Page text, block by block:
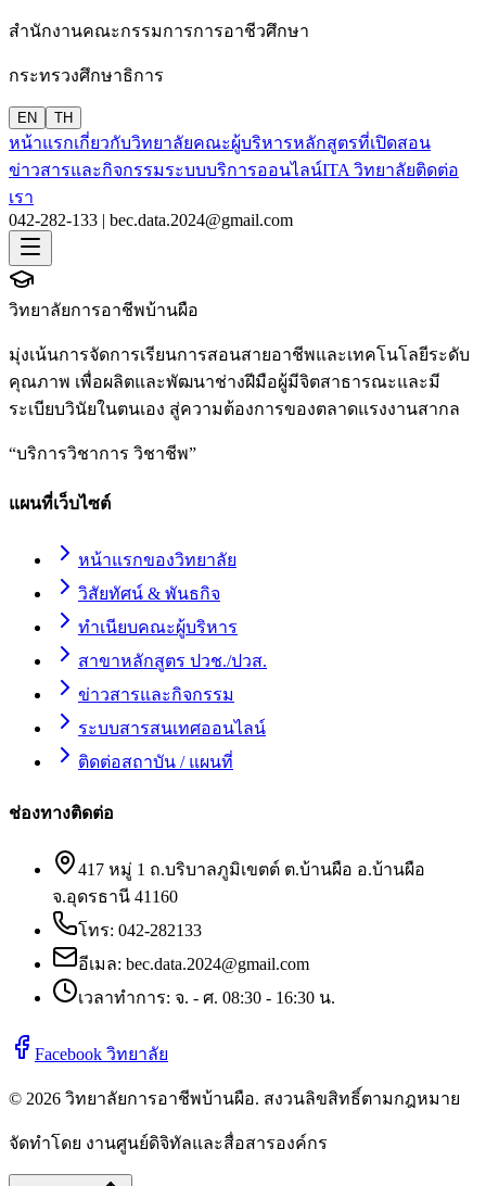
สำนักงานคณะกรรมการการอาชีวศึกษา
กระทรวงศึกษาธิการ
EN TH
หน้าแรกเกี่ยวกับวิทยาลัยคณะผู้บริหารหลักสูตรที่เปิดสอน
ข่าวสารและกิจกรรมระบบบริการออนไลน์ITA วิทยาลัยติดต่อ
เรา
042-282-133 | bec.data.2024@gmail.com
วิทยาลัยการอาชีพบ้านผือ
มุ่งเน้นการจัดการเรียนการสอนสายอาชีพและเทคโนโลยีระดับ
คุณภาพ เพื่อผลิตและพัฒนาช่างฝีมือผู้มีจิตสาธารณะและมี
ระเบียบวินัยในตนเอง สู่ความต้องการของตลาดแรงงานสากล
“บริการวิชาการ วิชาชีพ”
แผนที่เว็บไซต์
หน้าแรกของวิทยาลัย
วิสัยทัศน์ & พันธกิจ
ทำเนียบคณะผู้บริหาร
สาขาหลักสูตร ปวช./ปวส.
ข่าวสารและกิจกรรม
ระบบสารสนเทศออนไลน์
ติดต่อสถาบัน / แผนที่
ช่องทางติดต่อ
417 หมู่ 1 ถ.บริบาลภูมิเขตต์ ต.บ้านผือ อ.บ้านผือ
จ.อุดรธานี 41160
โทร: 042-282133
อีเมล: bec.data.2024@gmail.com
เวลาทำการ: จ. - ศ. 08:30 - 16:30 น.
Facebook วิทยาลัย
© 2026 วิทยาลัยการอาชีพบ้านผือ. สงวนลิขสิทธิ์ตามกฎหมาย
จัดทำโดย งานศูนย์ดิจิทัลและสื่อสารองค์กร